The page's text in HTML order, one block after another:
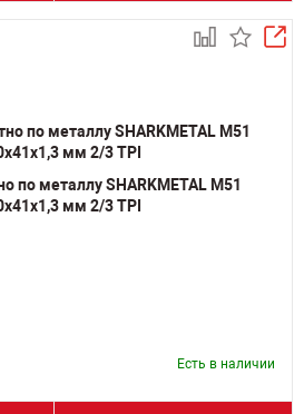
по металлу SHARKMETAL M51
мм 2/3 TPI
Есть в наличии